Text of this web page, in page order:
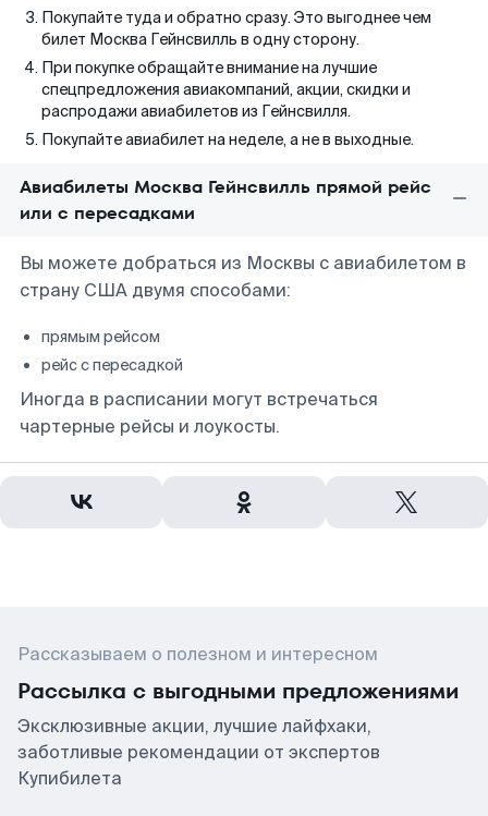
Покупайте туда и обратно сразу. Это выгоднее чем
билет Москва Гейнсвилль в одну сторону.
При покупке обращайте внимание на лучшие
спецпредложения авиакомпаний, акции, скидки и
распродажи авиабилетов из Гейнсвилля.
Покупайте авиабилет на неделе, а не в выходные.
Авиабилеты Москва Гейнсвилль прямой рейс
или с пересадками
Вы можете добраться из Москвы с авиабилетом в
страну США двумя способами:
прямым рейсом
рейс с пересадкой
Иногда в расписании могут встречаться
чартерные рейсы и лоукосты.
Рассказываем о полезном и интересном
Рассылка с выгодными предложениями
Эксклюзивные акции, лучшие лайфхаки,
заботливые рекомендации от экспертов
Купибилета